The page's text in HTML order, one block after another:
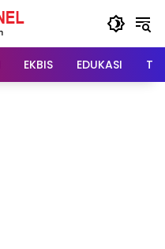
EKBIS EDUKASI